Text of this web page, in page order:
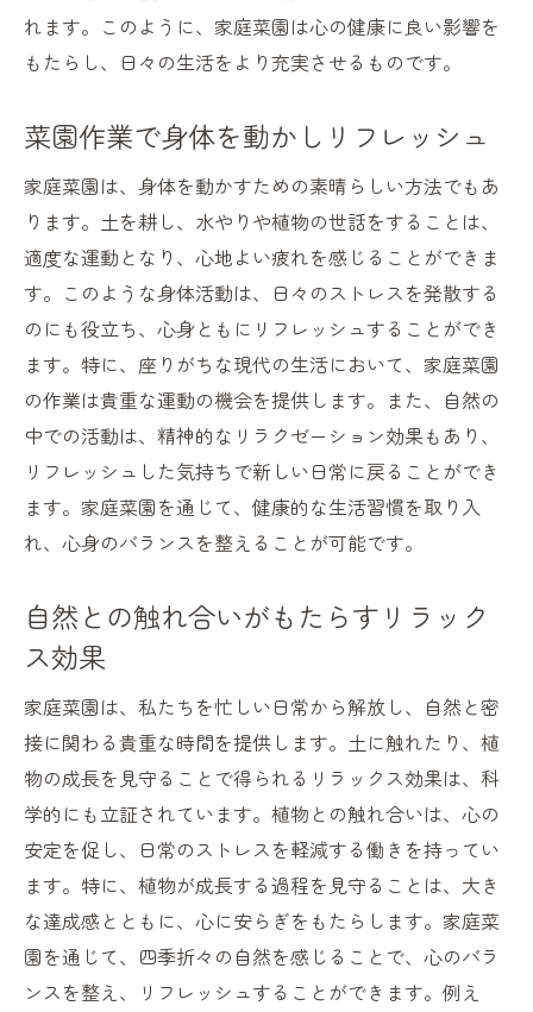
春に植えるべき野菜とその理由
夏に収穫できる家庭菜園の魅力
秋冬の家庭菜園に適した野菜たち
季節ごとの作物選びのポイント
栽培時期と収穫時期を理解する
季節の変化を楽しむ家庭菜園
家庭菜園を成功に導く土づくりと基本の手入れ
方法
理想的な土壌の作り方を学ぶ
家庭菜園における基本のメンテナンス
健康的な土を維持するためのヒント
家庭菜園の成功は土から始まる
持続可能な土づくりの方法
家庭菜園のための肥料選び
瞬間
初めての収穫を楽しむ感動体験
野菜の成長過程とその魅力
家庭菜園の成果を共有する楽しみ
成長を間近で感じる家庭菜園の魅力
毎日の変化が楽しみになる家庭菜園
ベランダでできる家庭菜園スペースを有効活用
するアイデア
限られたスペースでの家庭菜園の工夫
れます。このように、家庭菜園は心の健康に良い影響を
もたらし、日々の生活をより充実させるものです。
菜園作業で身体を動かしリフレッシュ
家庭菜園は、身体を動かすための素晴らしい方法でもあ
ります。土を耕し、水やりや植物の世話をすることは、
適度な運動となり、心地よい疲れを感じることができま
す。このような身体活動は、日々のストレスを発散する
のにも役立ち、心身ともにリフレッシュすることができ
ます。特に、座りがちな現代の生活において、家庭菜園
の作業は貴重な運動の機会を提供します。また、自然の
中での活動は、精神的なリラクゼーション効果もあり、
リフレッシュした気持ちで新しい日常に戻ることができ
ます。家庭菜園を通じて、健康的な生活習慣を取り入
れ、心身のバランスを整えることが可能です。
自然との触れ合いがもたらすリラック
ス効果
家庭菜園は、私たちを忙しい日常から解放し、自然と密
接に関わる貴重な時間を提供します。土に触れたり、植
物の成長を見守ることで得られるリラックス効果は、科
学的にも立証されています。植物との触れ合いは、心の
安定を促し、日常のストレスを軽減する働きを持ってい
ます。特に、植物が成長する過程を見守ることは、大き
な達成感とともに、心に安らぎをもたらします。家庭菜
園を通じて、四季折々の自然を感じることで、心のバラ
ンスを整え、リフレッシュすることができます。例え